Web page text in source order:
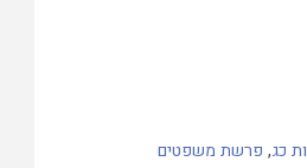
כג, פרשת משפטים